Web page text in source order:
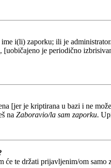
i(li) zaporku; ili je
je periodično
[jer je kriptirana u bazi i ne
na Zaboravio/la sam zaporku.
će te držati prijavljenim/om